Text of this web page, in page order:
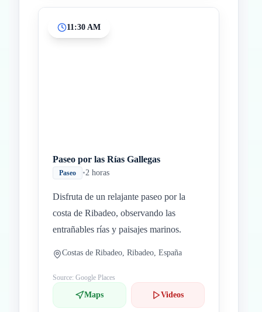
11:30 AM
Paseo por las Rías Gallegas
Paseo •2 horas
Disfruta de un relajante paseo por la
costa de Ribadeo, observando las
entrañables rías y paisajes marinos.
Costas de Ribadeo, Ribadeo, España
Source: Google Places
Maps Videos